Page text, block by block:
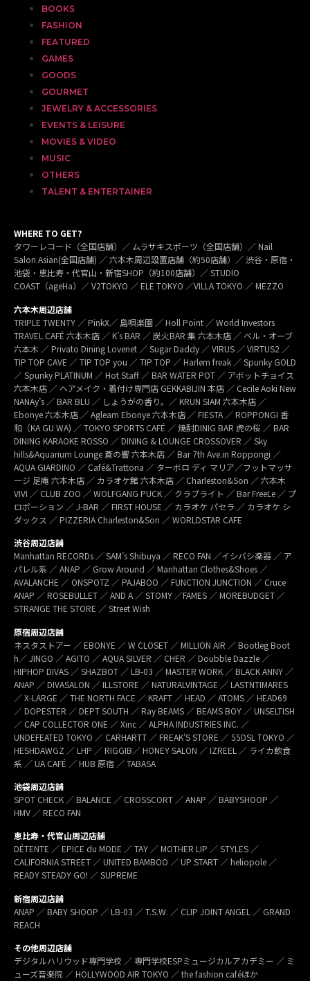
BOOKS
FASHION
FEATURED
GAMES
GOODS
GOURMET
JEWELRY & ACCESSORIES
EVENTS & LEISURE
MOVIES & VIDEO
MUSIC
OTHERS
TALENT & ENTERTAINER
WHERE TO GET?
タワーレコード（全国店舗）／ ムラサキスポーツ（全国店舗）／ Nail
Salon Asian(全国店舗) ／ 六本木周辺設置店舗（約50店舗）／ 渋谷・原宿・
池袋・恵比寿・代官山・新宿SHOP（約100店舗）／ STUDIO
COAST（ageHa）／ V2TOKYO ／ ELE TOKYO ／VILLA TOKYO ／ MEZZO
六本木周辺店舗
TRIPLE TWENTY ／ PinkX／ 島唄楽園 ／ Holl Point ／ World Investors
TRAVEL CAFÉ 六本木店 ／ K’s BAR ／ 炭火BAR 集 六本木店 ／ ベル・オーブ
六本木 ／ Privato Dining Lovenet ／ Sugar Daddy ／ VIRUS ／ VIRTUS2 ／
TIP TOP CAVE ／ TIP TOP you ／ TIP TOP ／ Harlem freak ／ Spunky GOLD
／ Spunky PLATINUM ／ Hot Staff ／ BAR WATER POT ／ アボットチョイス
六本木店 ／ ヘアメイク・着付け専門店 GEKKABIJIN 本店 ／ Cecile Aoki New
NANAy’s ／ BAR BLU ／ しょうがの香り。／ KRUN SIAM 六本木店 ／
Ebonye 六本木店 ／ Agleam Ebonye 六本木店 ／ FIESTA ／ ROPPONGI 香
和（KA GU WA) ／ TOKYO SPORTS CAFÉ ／ 焼酎DINIG BAR 虎の桜 ／ BAR
DINING KARAOKE ROSSO ／ DINING & LOUNGE CROSSOVER ／ Sky
hills&Aquarium Lounge 蒼の響 六本木店 ／ Bar 7th Ave.in Roppongi ／
AQUA GIARDINO ／ Café&Trattoria ／ ターボロ ディ マリア／フットマッサ
ージ 足庵 六本木店 ／ カラオケ館 六本木店 ／ Charleston&Son ／ 六本木
VIVI ／ CLUB ZOO ／ WOLFGANG PUCK ／ クラブライト ／ Bar FreeLe ／ プ
ロポーション ／ J-BAR ／ FIRST HOUSE ／ カラオケ パセラ ／ カラオケ シ
ダックス ／ PIZZERIA Charleston&Son ／ WORLDSTAR CAFE
渋谷周辺店舗
Manhattan RECORDs ／ SAM’s Shibuya ／ RECO FAN ／イシバシ楽器 ／ ア
パレル系 ／ ANAP ／ Grow Around ／ Manhattan Clothes&Shoes ／
AVALANCHE ／ ONSPOTZ ／ PAJABOO ／ FUNCTION JUNCTION ／ Cruce
ANAP ／ ROSEBULLET ／ AND A ／ STOMY ／FAMES ／ MOREBUDGET ／
STRANGE THE STORE ／ Street Wish
原宿周辺店舗
ネスタストアー ／ EBONYE ／ W CLOSET ／ MILLION AIR ／ Bootleg Boot
h／ JINGO ／ AGITO ／ AQUA SILVER ／ CHER ／ Doubble Dazzle ／
HIPHOP DIVAS ／ SHAZBOT ／ LB-03 ／ MASTER WORK ／ BLACK ANNY ／
ANAP ／ DIVASALON ／ ILLSTORE ／ NATURALVINTAGE ／ LASTNTIMARES
／ X-LARGE ／ THE NORTH FACE ／ KRAFT ／ HEAD ／ ATOMS ／ HEAD69
／ DOPESTER ／ DEPT SOUTH ／ Ray BEAMS ／ BEAMS BOY ／ UNSELTISH
／ CAP COLLECTOR ONE ／ Xinc ／ ALPHA INDUSTRIES INC. ／
UNDEFEATED TOKYO ／ CARHARTT ／ FREAK’S STORE ／ 55DSL TOKYO ／
HESHDAWGZ ／ LHP ／ RIGGIB／ HONEY SALON ／ IZREEL ／ ライカ飲食
系 ／ UA CAFÉ ／ HUB 原宿 ／ TABASA
池袋周辺店舗
SPOT CHECK ／ BALANCE ／ CROSSCORT ／ ANAP ／ BABYSHOOP ／
HMV ／ RECO FAN
恵比寿・代官山周辺店舗
DÉTENTE ／ EPICE du MODE ／ TAY ／ MOTHER LIP ／ STYLES ／
CALIFORNIA STREET ／ UNITED BAMBOO ／ UP START ／ heliopole ／
READY STEADY GO! ／ SUPREME
新宿周辺店舗
ANAP ／ BABY SHOOP ／ LB-03 ／ T.S.W. ／ CLIP JOINT ANGEL ／ GRAND
REACH
その他周辺店舗
デジタルハリウッド専門学校 ／ 専門学校ESPミュージカルアカデミー ／ ミ
ューズ音楽院 ／ HOLLYWOOD AIR TOKYO ／ the fashion caféほか